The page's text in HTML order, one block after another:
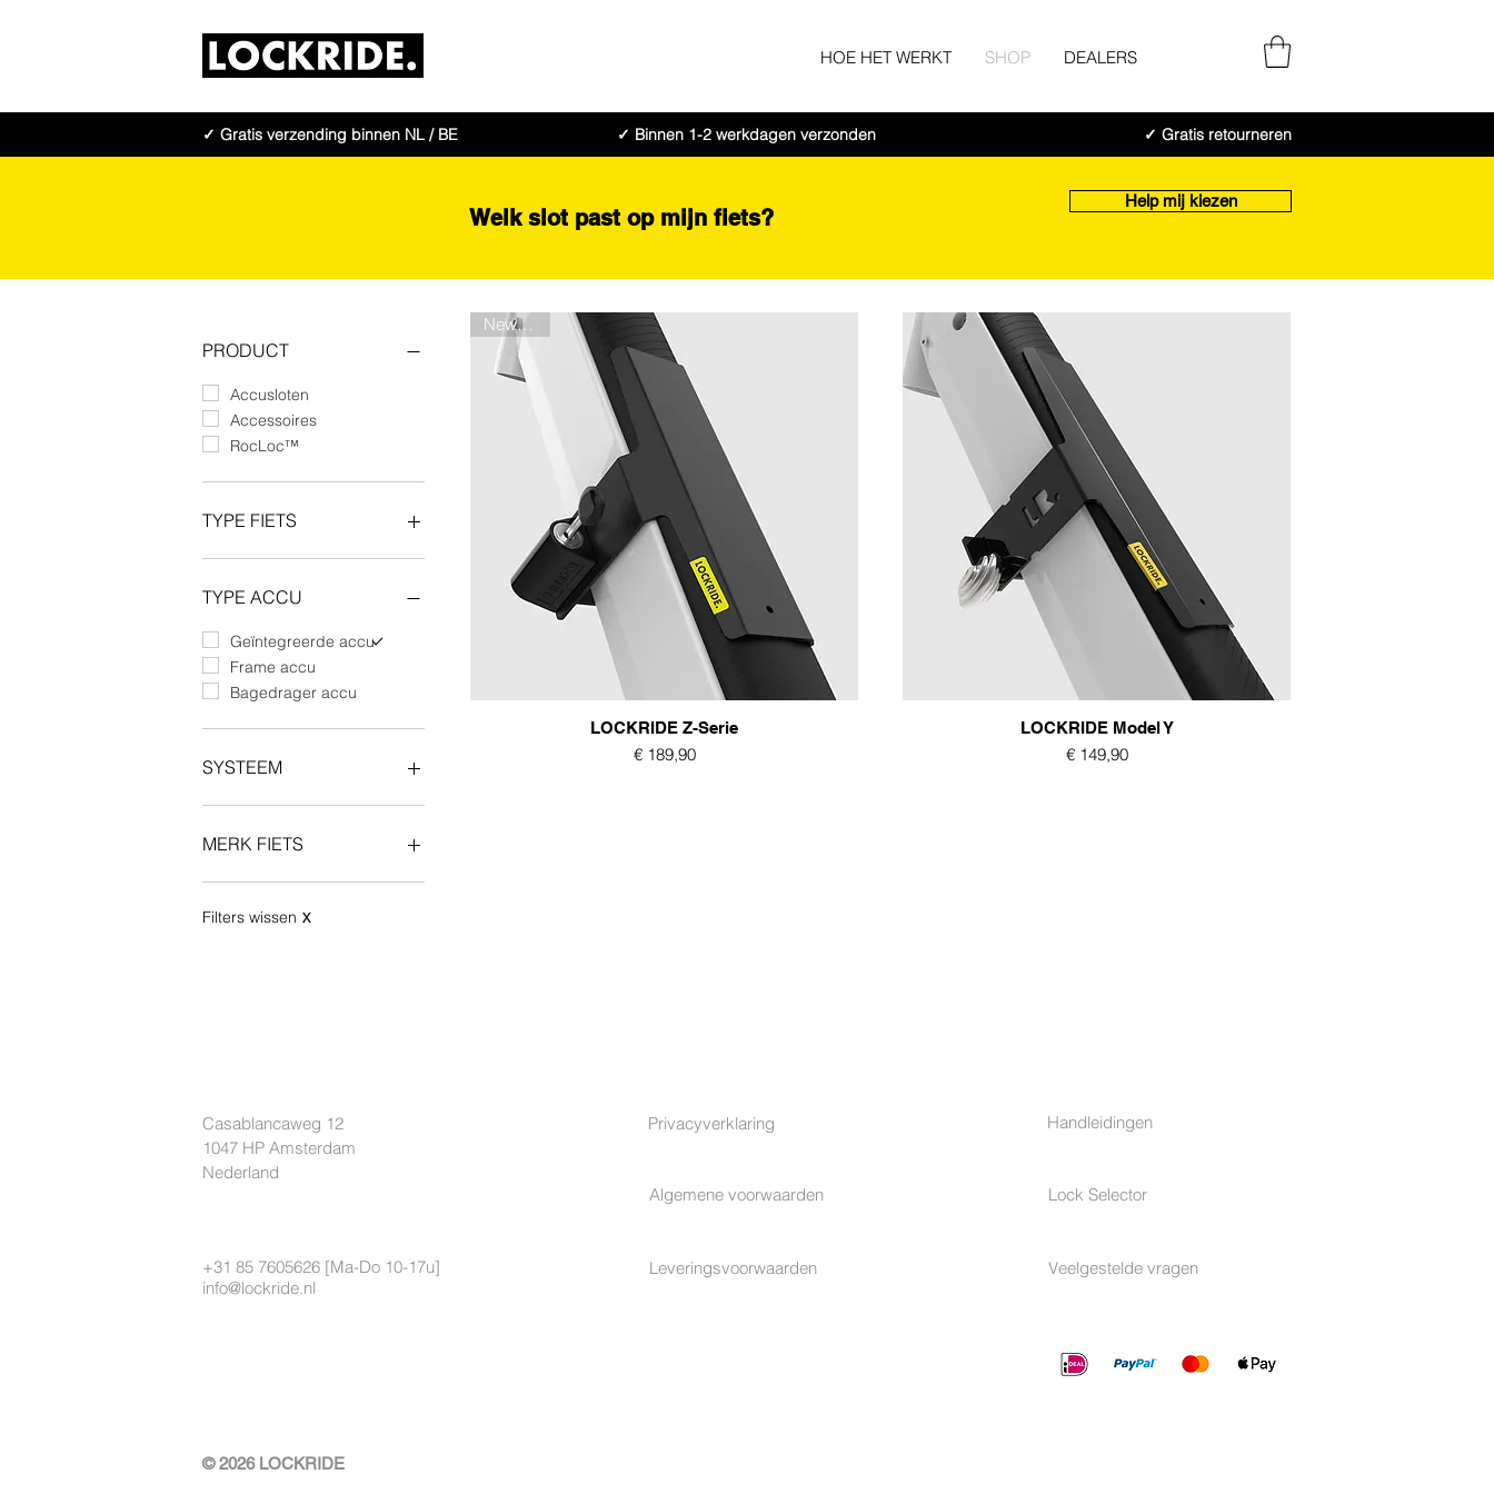
HOE HET WERKT SHOP DEALERS
✓ Gratis verzending binnen NL / BE ✓ Binnen 1-2 werkdagen verzonden ✓ Gratis retourneren
Welk slot past op mijn fiets?
Help mij kiezen
PRODUCT
Accusloten
Accessoires
RocLoc™
TYPE FIETS
Fatbike
Cargobike
TYPE ACCU
Geïntegreerde accu
Frame accu
Bagedrager accu
SYSTEEM
Bosch BES2
Bosch BES3
Shimano
MERK FIETS
Gazelle
Lovens
Filters wissen X
New 2026
LOCKRIDE Z-Serie
Prijs
€ 189,90
LOCKRIDE Model Y
Prijs
€ 149,90
Casablancaweg 12
1047 HP Amsterdam
Nederland
+31 85 7605626 [Ma-Do 10-17u]
info@lockride.nl
Privacyverklaring
Algemene voorwaarden
Leveringsvoorwaarden
Handleidingen
Lock Selector
Veelgestelde vragen
© 2026 LOCKRIDE